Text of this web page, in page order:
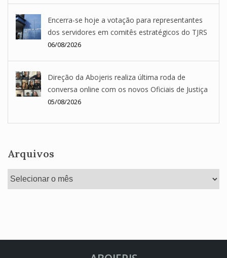
Encerra-se hoje a votação para representantes
dos servidores em comitês estratégicos do TJRS
06/08/2026
Direção da Abojeris realiza última roda de
conversa online com os novos Oficiais de Justiça
05/08/2026
Arquivos
Arquivos